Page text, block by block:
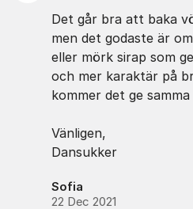
Det går bra att baka
men det godaste är
eller mörk sirap som
och mer karaktär på
kommer det ge
Vänligen,
Dansukker
Sofia
22 Dec 2021